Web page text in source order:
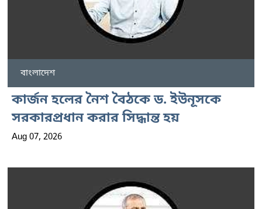
বাংলাদেশ
কার্জন হলের নৈশ বৈঠকে ড. ইউনূসকে
সরকারপ্রধান করার সিদ্ধান্ত হয়
Aug 07, 2026